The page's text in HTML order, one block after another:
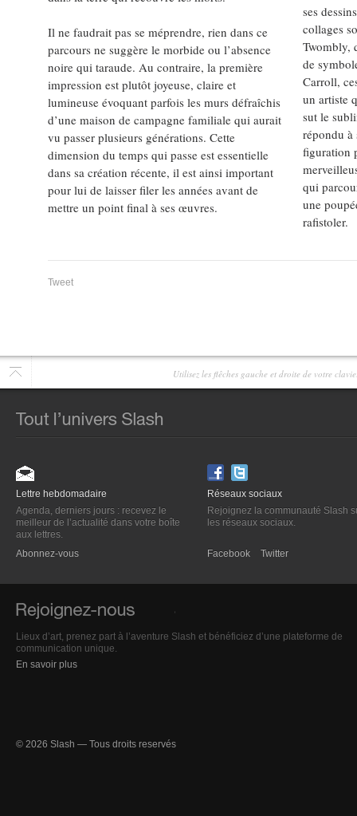
Il ne faudrait pas se méprendre, rien dans ce
parcours ne suggère le morbide ou l’absence
noire qui taraude. Au contraire, la première
impression est plutôt joyeuse, claire et
lumineuse évoquant parfois les murs défraîchis
d’une maison de campagne familiale qui aurait
vu passer plusieurs générations. Cette
dimension du temps qui passe est essentielle
dans sa création récente, il est ainsi important
pour lui de laisser filer les années avant de
mettre un point final à ses œuvres.
ses
collages
Twombly,
de
Carroll,
un artiste
sut le
répondu à
figuration
qui
une
rafistoler.
Tweet
Utilisez les flêches gauche et droite de votre
Lettre hebdomadaire
Agenda, derniers jours : recevez le
meilleur de l’actualité dans votre boîte
aux lettres.
Abonnez-vous
Réseaux sociaux
Rejoignez la communauté Slash
les réseaux sociaux.
Facebook Twitter
Lieux d’art, prenez part à l’aventure Slash et bénéficiez d’une plateforme de
communication unique.
En savoir plus
© 2026 Slash — Tous droits reservés